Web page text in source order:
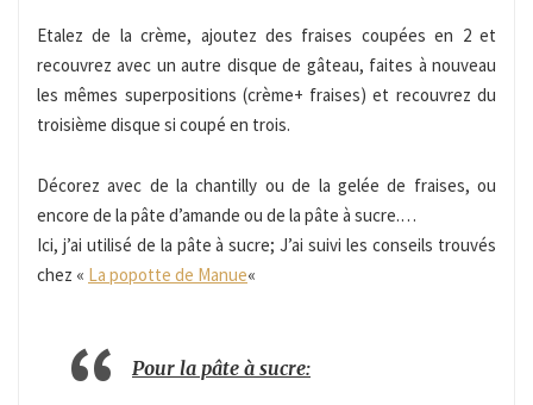
Etalez de la crème, ajoutez des fraises coupées en 2 et
recouvrez avec un autre disque de gâteau, faites à nouveau
les mêmes superpositions (crème+ fraises) et recouvrez du
troisième disque si coupé en trois.
Décorez avec de la chantilly ou de la gelée de fraises, ou
encore de la pâte d’amande ou de la pâte à sucre.…
Ici, j’ai utilisé de la pâte à sucre; J’ai suivi les conseils trouvés
chez « La popotte de Manue«
Pour la pâte à sucre: